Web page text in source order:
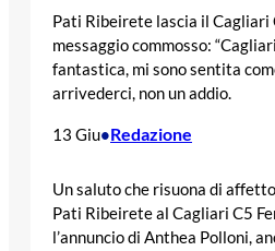
Pati Ribeirete lascia il Cagliari
messaggio commosso:
fantastica, mi sono sentita
arrivederci, non un addio.
13 Giu•Redazione
Un saluto che risuona di
Pati Ribeirete al Cagliari C5
l’annuncio di Anthea Polloni,